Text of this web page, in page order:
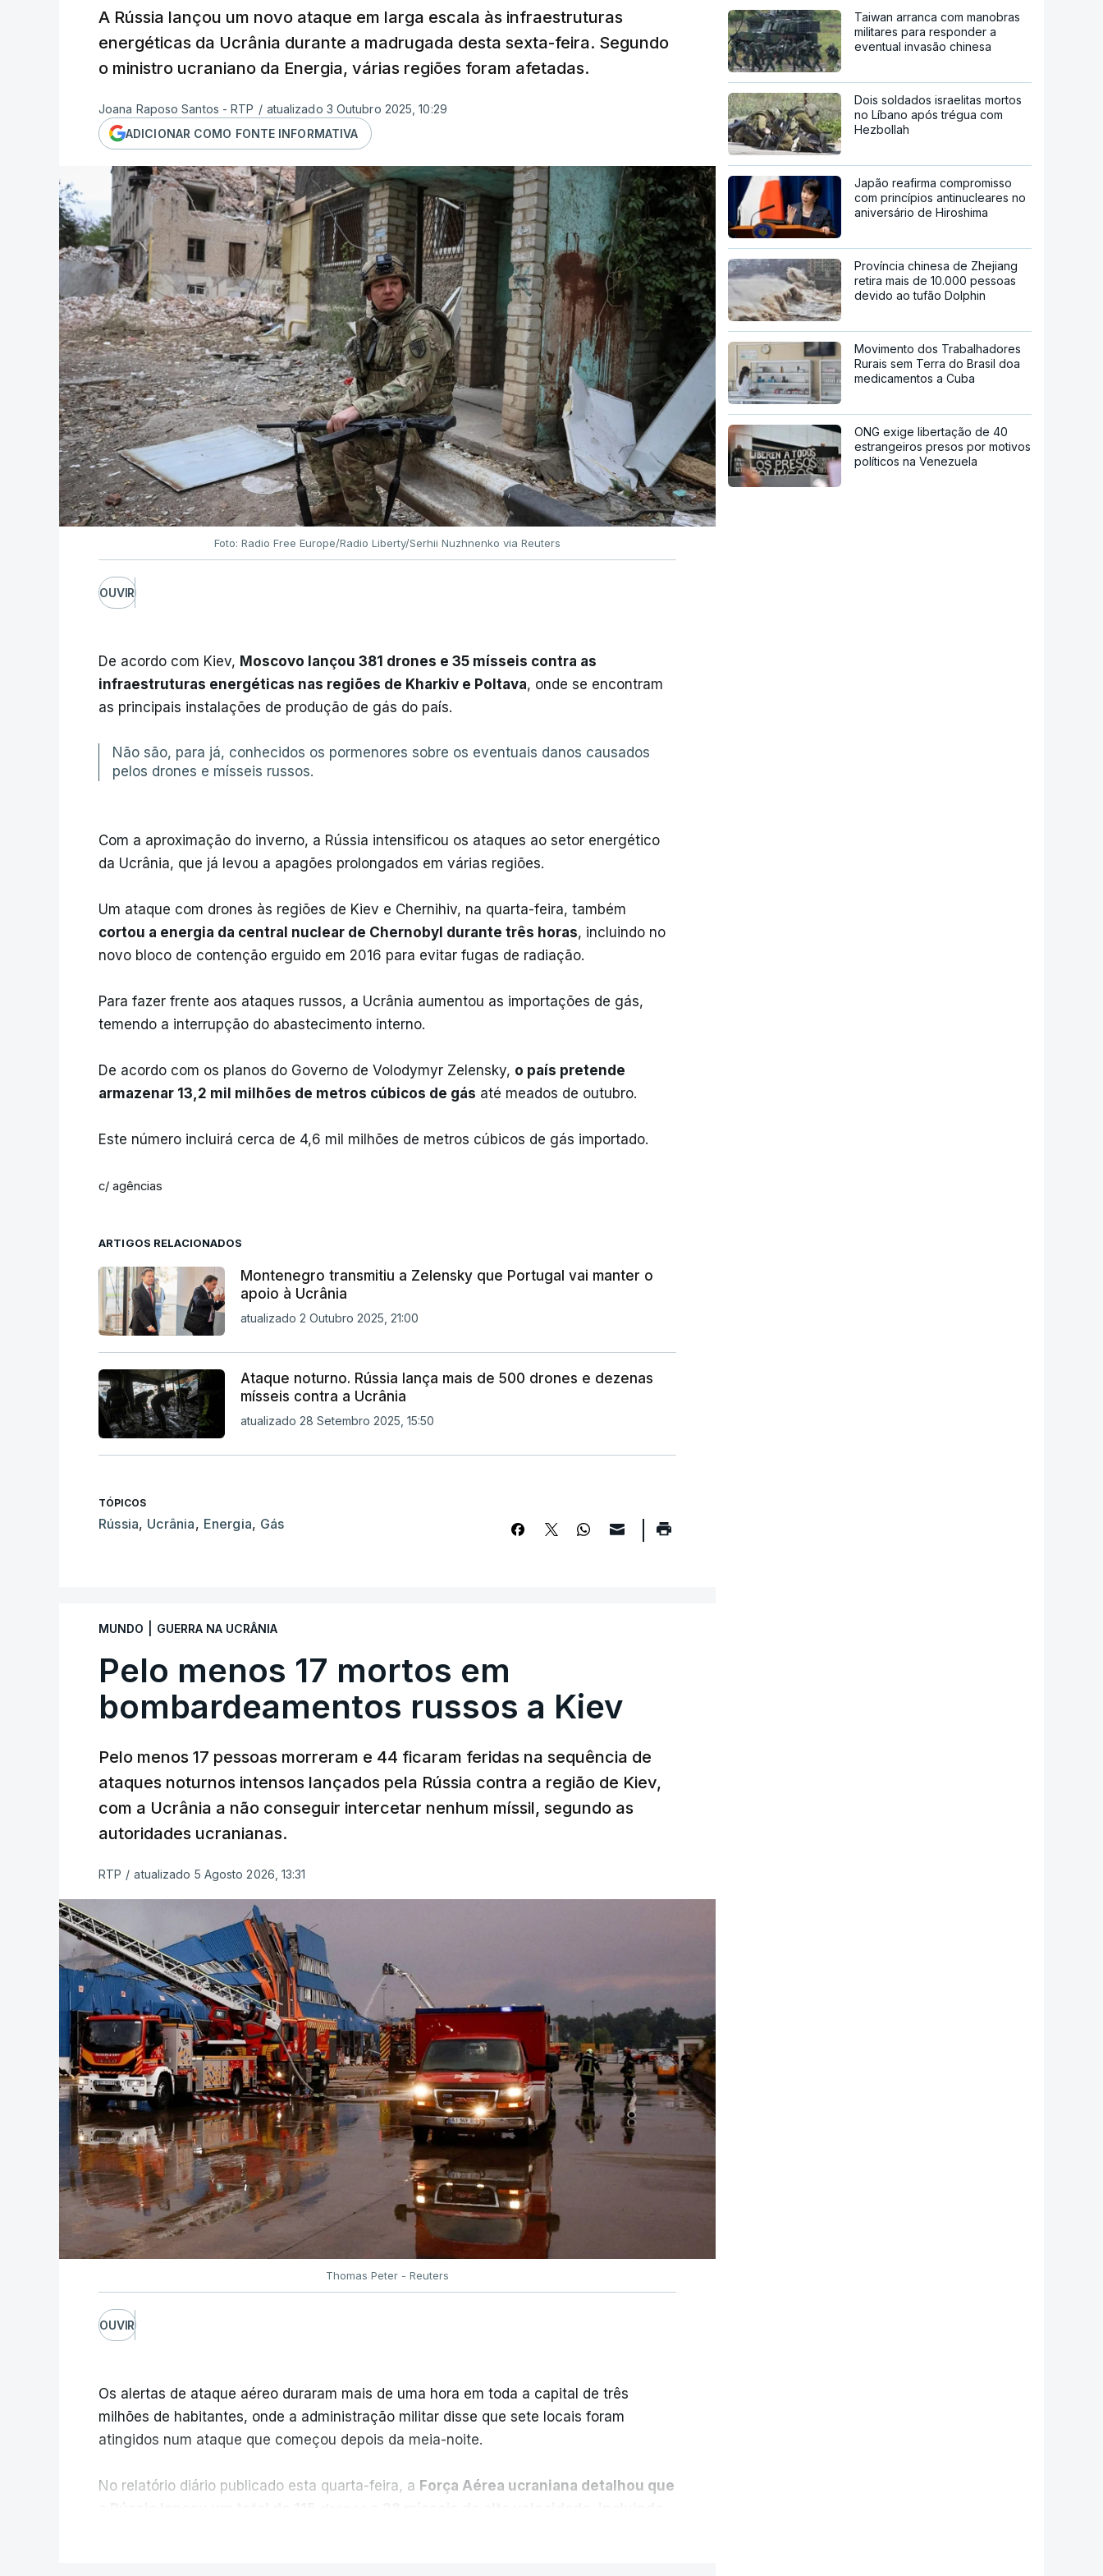
A Rússia lançou um novo ataque em larga escala às infraestruturas
energéticas da Ucrânia durante a madrugada desta sexta-feira. Segundo
o ministro ucraniano da Energia, várias regiões foram afetadas.
Joana Raposo Santos - RTP / atualizado 3 Outubro 2025, 10:29
ADICIONAR COMO FONTE INFORMATIVA
Foto: Radio Free Europe/Radio Liberty/Serhii Nuzhnenko via Reuters
OUVIR
De acordo com Kiev, Moscovo lançou 381 drones e 35 mísseis contra as
infraestruturas energéticas nas regiões de Kharkiv e Poltava, onde se encontram
as principais instalações de produção de gás do país.
Não são, para já, conhecidos os pormenores sobre os eventuais danos causados
pelos drones e mísseis russos.
Com a aproximação do inverno, a Rússia intensificou os ataques ao setor energético
da Ucrânia, que já levou a apagões prolongados em várias regiões.
Um ataque com drones às regiões de Kiev e Chernihiv, na quarta-feira, também
cortou a energia da central nuclear de Chernobyl durante três horas, incluindo no
novo bloco de contenção erguido em 2016 para evitar fugas de radiação.
Para fazer frente aos ataques russos, a Ucrânia aumentou as importações de gás,
temendo a interrupção do abastecimento interno.
De acordo com os planos do Governo de Volodymyr Zelensky, o país pretende
armazenar 13,2 mil milhões de metros cúbicos de gás até meados de outubro.
Este número incluirá cerca de 4,6 mil milhões de metros cúbicos de gás importado.
c/ agências
ARTIGOS RELACIONADOS
Montenegro transmitiu a Zelensky que Portugal vai manter o
apoio à Ucrânia
atualizado 2 Outubro 2025, 21:00
Ataque noturno. Rússia lança mais de 500 drones e dezenas
mísseis contra a Ucrânia
atualizado 28 Setembro 2025, 15:50
TÓPICOS
Rússia, Ucrânia, Energia, Gás
MUNDO GUERRA NA UCRÂNIA
Pelo menos 17 mortos em
bombardeamentos russos a Kiev
Pelo menos 17 pessoas morreram e 44 ficaram feridas na sequência de
ataques noturnos intensos lançados pela Rússia contra a região de Kiev,
com a Ucrânia a não conseguir intercetar nenhum míssil, segundo as
autoridades ucranianas.
RTP / atualizado 5 Agosto 2026, 13:31
Thomas Peter - Reuters
OUVIR
Os alertas de ataque aéreo duraram mais de uma hora em toda a capital de três
milhões de habitantes, onde a administração militar disse que sete locais foram
atingidos num ataque que começou depois da meia-noite.
No relatório diário publicado esta quarta-feira, a Força Aérea ucraniana detalhou que
Taiwan arranca com manobras
militares para responder a
eventual invasão chinesa
Dois soldados israelitas mortos
no Líbano após trégua com
Hezbollah
Japão reafirma compromisso
com princípios antinucleares no
aniversário de Hiroshima
Província chinesa de Zhejiang
retira mais de 10.000 pessoas
devido ao tufão Dolphin
Movimento dos Trabalhadores
Rurais sem Terra do Brasil doa
medicamentos a Cuba
ONG exige libertação de 40
estrangeiros presos por motivos
políticos na Venezuela